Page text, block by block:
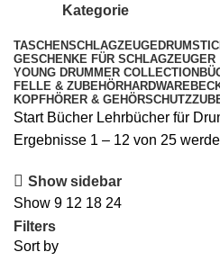
Kategorie
TASCHENSCHLAGZEUGE
GESCHENKE FÜR SCHLAGZEUGER
YOUNG DRUMMER COLLECTION
FELLE & ZUBEHÖRHARDWARE
KOPFHÖRER & GEHÖRSCHUTZ
Start Bücher Lehrbücher für
Ergebnisse 1 – 12 von 25
Show sidebar
Show 9 12 18 24
Filters
Sort by